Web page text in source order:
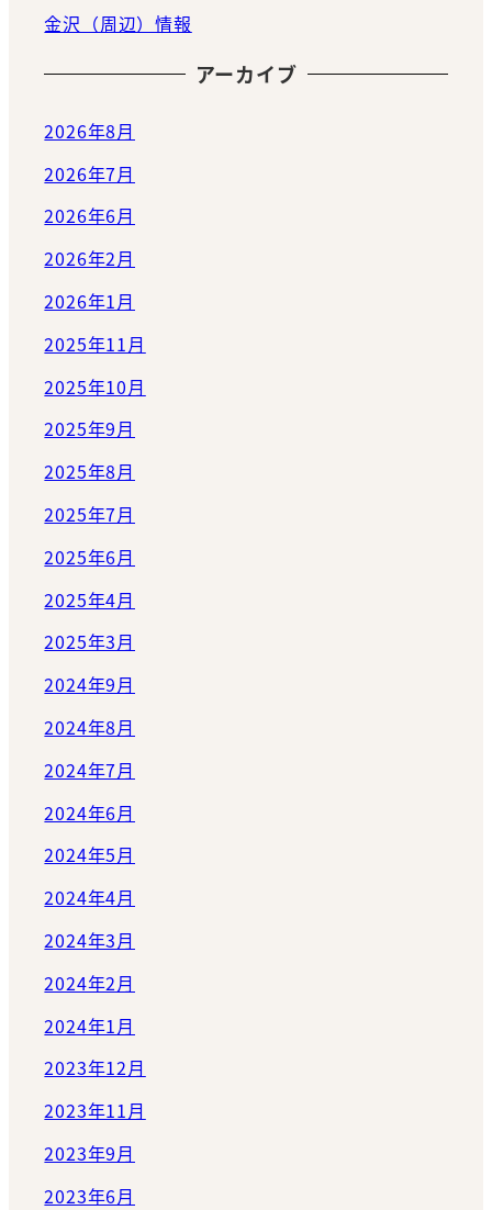
金沢（周辺）情報
アーカイブ
2026年8月
2026年7月
2026年6月
2026年2月
2026年1月
2025年11月
2025年10月
2025年9月
2025年8月
2025年7月
2025年6月
2025年4月
2025年3月
2024年9月
2024年8月
2024年7月
2024年6月
2024年5月
2024年4月
2024年3月
2024年2月
2024年1月
2023年12月
2023年11月
2023年9月
2023年6月